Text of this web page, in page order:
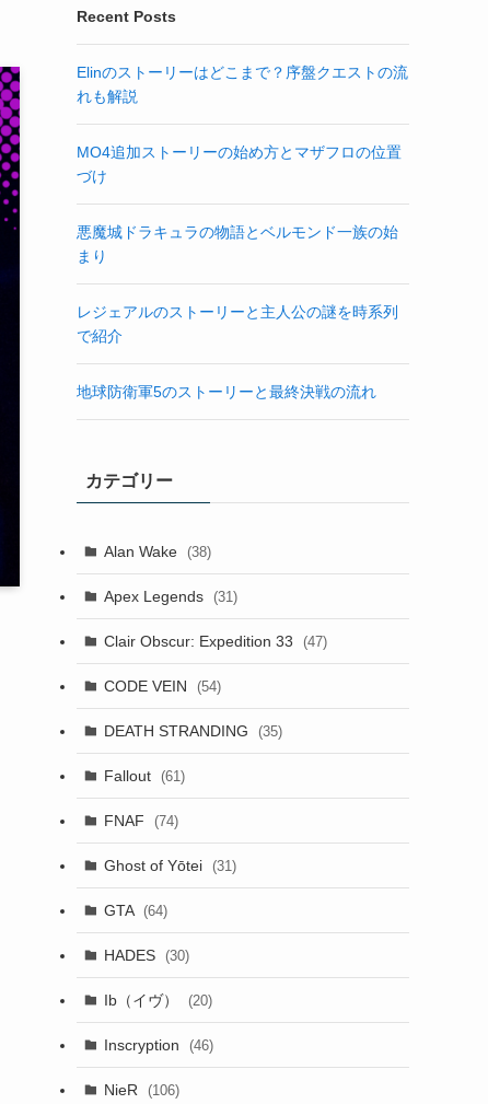
Recent Posts
Elinのストーリーはどこまで？序盤クエストの流
れも解説
MO4追加ストーリーの始め方とマザフロの位置
づけ
悪魔城ドラキュラの物語とベルモンド一族の始
まり
レジェアルのストーリーと主人公の謎を時系列
で紹介
地球防衛軍5のストーリーと最終決戦の流れ
カテゴリー
Alan Wake (38)
Apex Legends (31)
Clair Obscur: Expedition 33 (47)
CODE VEIN (54)
DEATH STRANDING (35)
Fallout (61)
FNAF (74)
Ghost of Yōtei (31)
GTA (64)
HADES (30)
Ib（イヴ） (20)
Inscryption (46)
NieR (106)